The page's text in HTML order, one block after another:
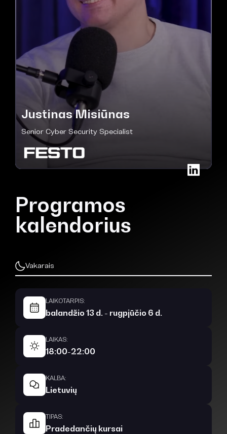
Justinas Misiūnas
Senior Cyber Security Specialist
Programos
kalendorius
Vakarais
LAIKOTARPIS:
balandžio 13 d. - rugpjūčio 6 d.
LAIKAS:
18:00-22:00
KALBA:
Lietuvių
TIPAS:
Pradedančių kursai